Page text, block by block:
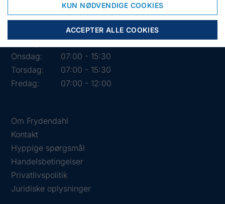
Åbningstider i butikken
07:00 - 15:30
Tirsdag:
07:00 - 15:30
Onsdag:
07:00 - 15:30
Torsdag:
07:00 - 15:30
Fredag:
07:00 - 12:00
Om Frydendahl
Kontakt
Hyppige spørgsmål
Handelsbetingelser
Privatlivspolitik
Juridiske oplysninger
KUN NØDVENDIGE COOKIES
ACCEPTER ALLE COOKIES